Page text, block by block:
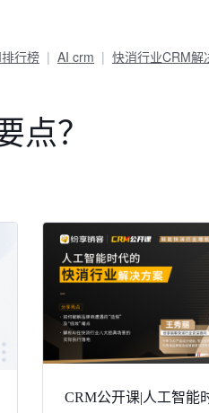
行榜 AI crm 快消行业CRM解
点？
CRM公开课|人工智能